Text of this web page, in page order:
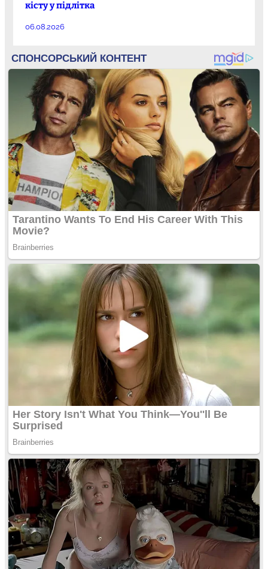
кісту у підлітка
06.08.2026